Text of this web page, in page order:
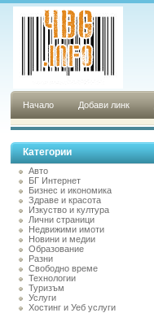
Начало Добави линк
Категории
Авто
БГ Интернет
Бизнес и икономика
Здраве и красота
Изкуство и култура
Лични страници
Недвижими имоти
Новини и медии
Образование
Разни
Свободно време
Технологии
Туризъм
Услуги
Хостинг и Уеб услуги